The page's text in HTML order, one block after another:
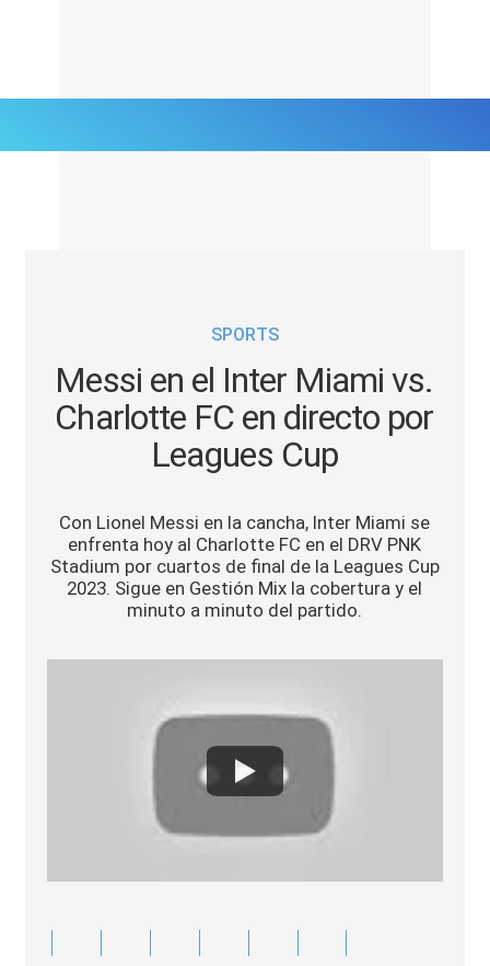
SPORTS
Messi en el Inter Miami vs.
Charlotte FC en directo por
Leagues Cup
Con Lionel Messi en la cancha, Inter Miami se
enfrenta hoy al Charlotte FC en el DRV PNK
Stadium por cuartos de final de la Leagues Cup
2023. Sigue en Gestión Mix la cobertura y el
minuto a minuto del partido.